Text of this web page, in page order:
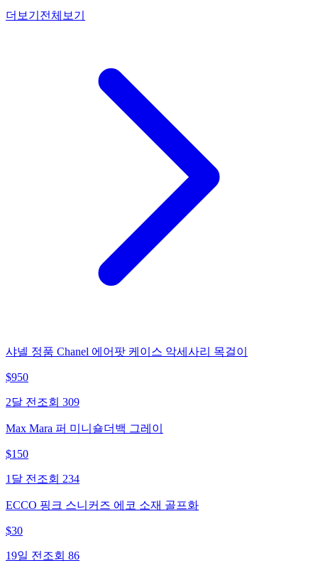
더보기 전체보기
샤넬 정품 Chanel 에어팟 케이스 악세사리 목걸이
$950
2달 전 조회 309
Max Mara 퍼 미니숄더백 그레이
$150
1달 전 조회 234
ECCO 핑크 스니커즈 에코 소재 골프화
$30
19일 전 조회 86